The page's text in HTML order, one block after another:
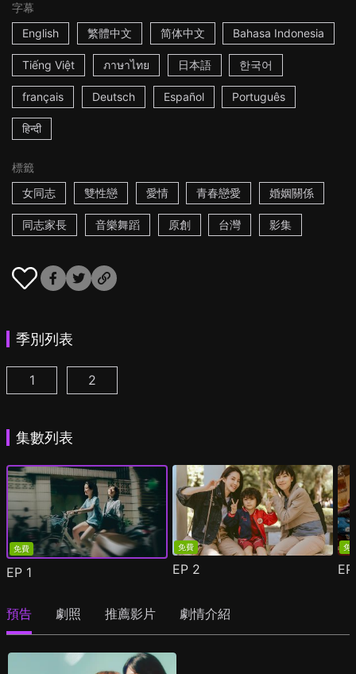
字幕
English
繁體中文 简体中文 Bahasa Indonesia
Tiếng Việt ภาษาไทย 日本語 한국어
français Deutsch Español Português
हिन्दी
標籤
女同志
雙性戀 愛情 青春戀愛 婚姻關係
同志家長 音樂舞蹈 原創 台灣 影集
季別列表
第一次遇見花香的那刻 第1季 第1集
1 第一次遇見花香的那刻 第2季 第1集
2
集數列表
免費
EP 1
免費
EP 2
免
預告 劇照 推薦影片 劇情介紹